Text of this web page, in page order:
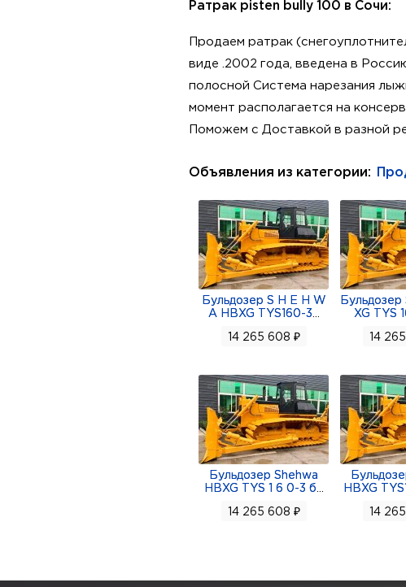
Ратрак pisten bully 100 в Сочи:
Продаем ратрак
виде .2002 года, введена в
полосной Система нарезания
момент располагается на
Поможем с Доставкой в разной
Объявления из категории:
Бульдозер S H E H W
A HBXG TYS160-3
14 265 608 ₽
Бульдозер
XG TYS
14
Бульдозер Shehwa
HBXG TYS 1 6 0-3 б
14 265 608 ₽
HBXG
14